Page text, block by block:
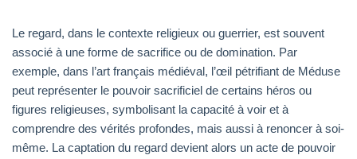
Le regard, dans le contexte religieux ou guerrier, est souvent
associé à une forme de sacrifice ou de domination. Par
exemple, dans l’art français médiéval, l’œil pétrifiant de Méduse
peut représenter le pouvoir sacrificiel de certains héros ou
figures religieuses, symbolisant la capacité à voir et à
comprendre des vérités profondes, mais aussi à renoncer à soi-
même. La captation du regard devient alors un acte de pouvoir